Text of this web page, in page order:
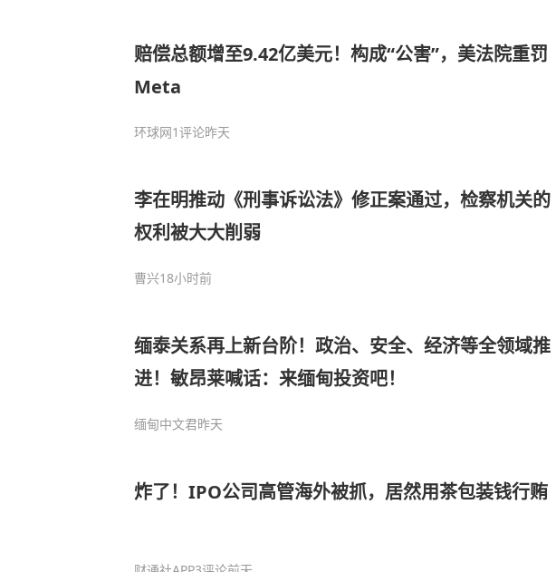
赔偿总额增至9.42亿美元！构成“公害”，美法院重罚
Meta
环球网1评论昨天
李在明推动《刑事诉讼法》修正案通过，检察机关的
权利被大大削弱
曹兴18小时前
缅泰关系再上新台阶！政治、安全、经济等全领域推
进！敏昂莱喊话：来缅甸投资吧！
缅甸中文君昨天
炸了！IPO公司高管海外被抓，居然用茶包装钱行贿